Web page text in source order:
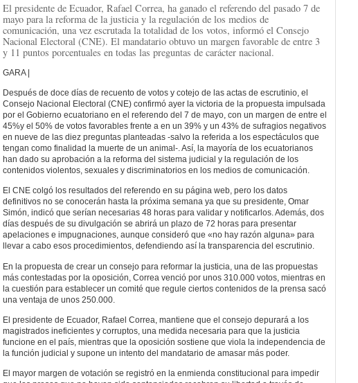
El presidente de Ecuador, Rafael Correa, ha ganado el referendo del pasado 7 de
mayo para la reforma de la justicia y la regulación de los medios de
comunicación, una vez escrutada la totalidad de los votos, informó el Consejo
Nacional Electoral (CNE). El mandatario obtuvo un margen favorable de entre 3
y 11 puntos porcentuales en todas las preguntas de carácter nacional.
GARA |
Después de doce días de recuento de votos y cotejo de las actas de escrutinio, el
Consejo Nacional Electoral (CNE) confirmó ayer la victoria de la propuesta impulsada
por el Gobierno ecuatoriano en el referendo del 7 de mayo, con un margen de entre el
45%y el 50% de votos favorables frente a en un 39% y un 43% de sufragios negativos
en nueve de las diez preguntas planteadas -salvo la referida a los espectáculos que
tengan como finalidad la muerte de un animal-. Así, la mayoría de los ecuatorianos
han dado su aprobación a la reforma del sistema judicial y la regulación de los
contenidos violentos, sexuales y discriminatorios en los medios de comunicación.
El CNE colgó los resultados del referendo en su página web, pero los datos
definitivos no se conocerán hasta la próxima semana ya que su presidente, Omar
Simón, indicó que serían necesarias 48 horas para validar y notificarlos. Además, dos
días después de su divulgación se abrirá un plazo de 72 horas para presentar
apelaciones e impugnaciones, aunque consideró que «no hay razón alguna» para
llevar a cabo esos procedimientos, defendiendo así la transparencia del escrutinio.
En la propuesta de crear un consejo para reformar la justicia, una de las propuestas
más contestadas por la oposición, Correa venció por unos 310.000 votos, mientras en
la cuestión para establecer un comité que regule ciertos contenidos de la prensa sacó
una ventaja de unos 250.000.
El presidente de Ecuador, Rafael Correa, mantiene que el consejo depurará a los
magistrados ineficientes y corruptos, una medida necesaria para que la justicia
funcione en el país, mientras que la oposición sostiene que viola la independencia de
la función judicial y supone un intento del mandatario de amasar más poder.
El mayor margen de votación se registró en la enmienda constitucional para impedir